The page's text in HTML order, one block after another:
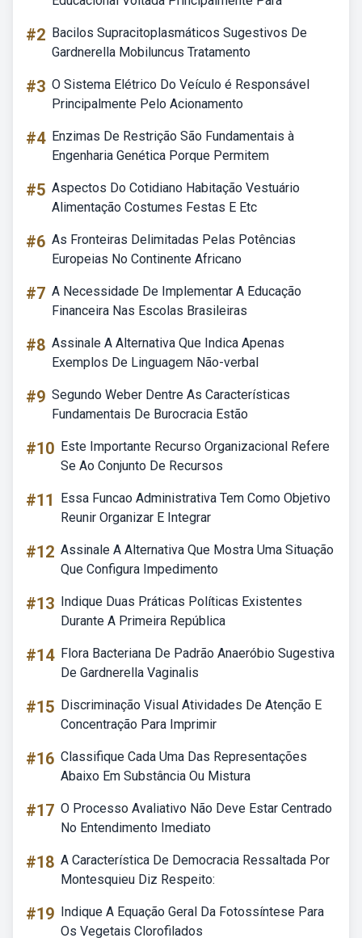
#2 Bacilos Supracitoplasmáticos Sugestivos De
Gardnerella Mobiluncus Tratamento
#3 O Sistema Elétrico Do Veículo é Responsável
Principalmente Pelo Acionamento
#4 Enzimas De Restrição São Fundamentais à
Engenharia Genética Porque Permitem
#5 Aspectos Do Cotidiano Habitação Vestuário
Alimentação Costumes Festas E Etc
#6 As Fronteiras Delimitadas Pelas Potências
Europeias No Continente Africano
#7 A Necessidade De Implementar A Educação
Financeira Nas Escolas Brasileiras
#8 Assinale A Alternativa Que Indica Apenas
Exemplos De Linguagem Não-verbal
#9 Segundo Weber Dentre As Características
Fundamentais De Burocracia Estão
#10 Este Importante Recurso Organizacional Refere
Se Ao Conjunto De Recursos
#11
Essa Funcao Administrativa Tem Como Objetivo
Reunir Organizar E Integrar
#12 Assinale A Alternativa Que Mostra Uma Situação
Que Configura Impedimento
#13 Indique Duas Práticas Políticas Existentes
Durante A Primeira República
#14 Flora Bacteriana De Padrão Anaeróbio Sugestiva
De Gardnerella Vaginalis
#15 Discriminação Visual Atividades De Atenção E
Concentração Para Imprimir
#16 Classifique Cada Uma Das Representações
Abaixo Em Substância Ou Mistura
#17 O Processo Avaliativo Não Deve Estar Centrado
No Entendimento Imediato
#18 A Característica De Democracia Ressaltada Por
Montesquieu Diz Respeito:
#19 Indique A Equação Geral Da Fotossíntese Para
Os Vegetais Clorofilados